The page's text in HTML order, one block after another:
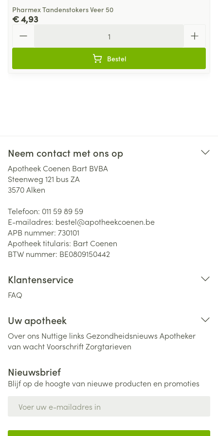
Pharmex Tandenstokers Veer 50
€ 4,93
Bestel
Neem contact met ons op
Apotheek Coenen Bart BVBA
Steenweg 121 bus ZA
3570Alken
Telefoon: 011 59 89 59
E-mailadres: bestel@apotheekcoenen.be
APB nummer: 730101
Apotheek titularis: Bart Coenen
BTW nummer: BE0809150442
Klantenservice
FAQ
Uw apotheek
Over ons Nuttige links Gezondheidsnieuws Apotheker
van wachtVoorschriftZorgtarieven
Nieuwsbrief
Blijf op de hoogte van nieuwe producten en promoties